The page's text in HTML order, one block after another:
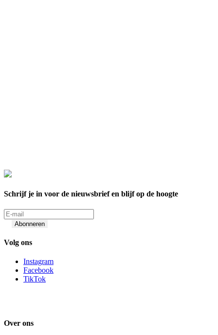
Schrijf je in voor de nieuwsbrief en blijf op de hoogte
Abonneren
Volg ons
Instagram
Facebook
TikTok
Over ons